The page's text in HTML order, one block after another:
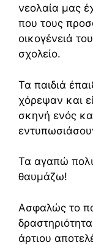
νεολαία μας
που τους
οικογένειά
σχολείο.
Τα παιδιά
χόρεψαν και
σκηνή ενός
Τα αγαπώ
θαυμάζω!
Ασφαλώς το
άρτιου